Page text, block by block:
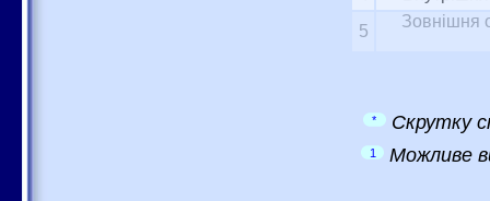
5
Зовнішня
* Скрутку
1 Можливе